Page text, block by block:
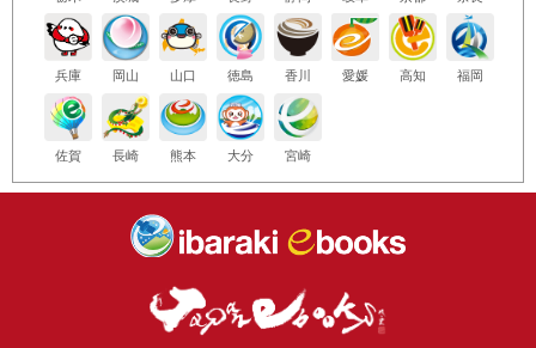
兵庫 岡山 山口 徳島 香川 愛媛 高知 福岡
佐賀 長崎 熊本 大分 宮崎